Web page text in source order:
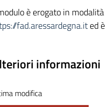
è erogato in
fad.aressardegna.ited
informazioni
modifica